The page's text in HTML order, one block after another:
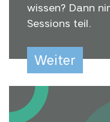
wissen? Dann
Sessions teil.
Weiter